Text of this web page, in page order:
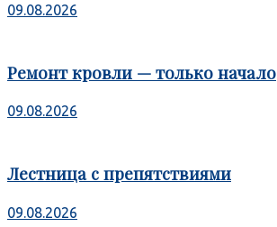
09.08.2026
Ремонт кровли — только начало
09.08.2026
Лестница с препятствиями
09.08.2026